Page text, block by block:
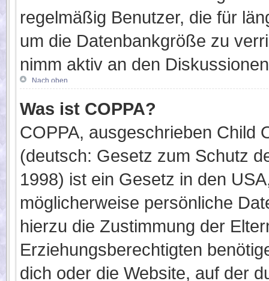
regelmäßig Benutzer, die für
um die Datenbankgröße zu
nimm aktiv an den
Nach oben
Was ist COPPA?
COPPA, ausgeschrieben Child
(deutsch: Gesetz zum Schutz
1998) ist ein Gesetz in den
möglicherweise persönliche
hierzu die Zustimmung der
Erziehungsberechtigten
dich oder die Website, auf der